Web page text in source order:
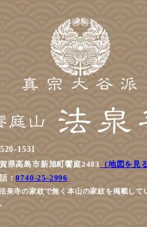
1531
県高島市新旭町饗庭2483
（地図を見
：0740-25-2996
泉寺の家紋で無く本山の家紋を掲載して